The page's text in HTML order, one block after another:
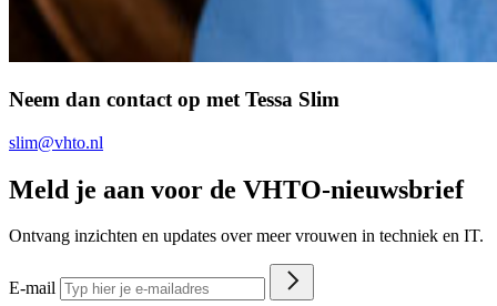
Neem dan contact op met Tessa Slim
slim@vhto.nl
Meld je aan voor de VHTO-nieuwsbrief
Ontvang inzichten en updates over meer vrouwen in techniek en IT.
E-mail